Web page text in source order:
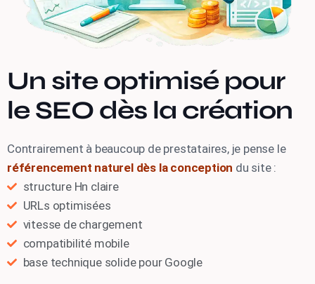
Un site optimisé pour
le SEO dès la création
Contrairement à beaucoup de prestataires, je pense le
référencement naturel dès la conception du site :
structure Hn claire
URLs optimisées
vitesse de chargement
compatibilité mobile
base technique solide pour Google